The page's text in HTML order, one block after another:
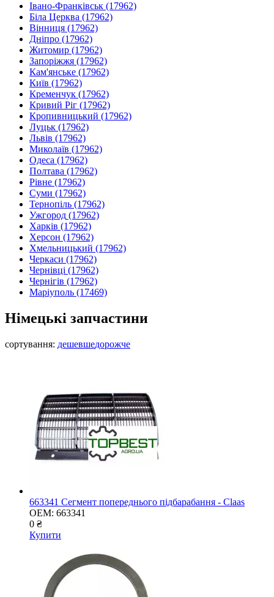
Івано-Франківськ (17962)
Біла Церква (17962)
Вінниця (17962)
Дніпро (17962)
Житомир (17962)
Запоріжжя (17962)
Кам'янське (17962)
Київ (17962)
Кременчук (17962)
Кривий Ріг (17962)
Кропивницький (17962)
Луцьк (17962)
Львів (17962)
Миколаїв (17962)
Одеса (17962)
Полтава (17962)
Рівне (17962)
Суми (17962)
Тернопіль (17962)
Ужгород (17962)
Харків (17962)
Херсон (17962)
Хмельницький (17962)
Черкаси (17962)
Чернівці (17962)
Чернігів (17962)
Маріуполь (17469)
Німецькі запчастини
сортування: дешевшедорожче
663341 Сегмент попереднього підбарабання - Claas
OEM: 663341
0 ₴
Купити